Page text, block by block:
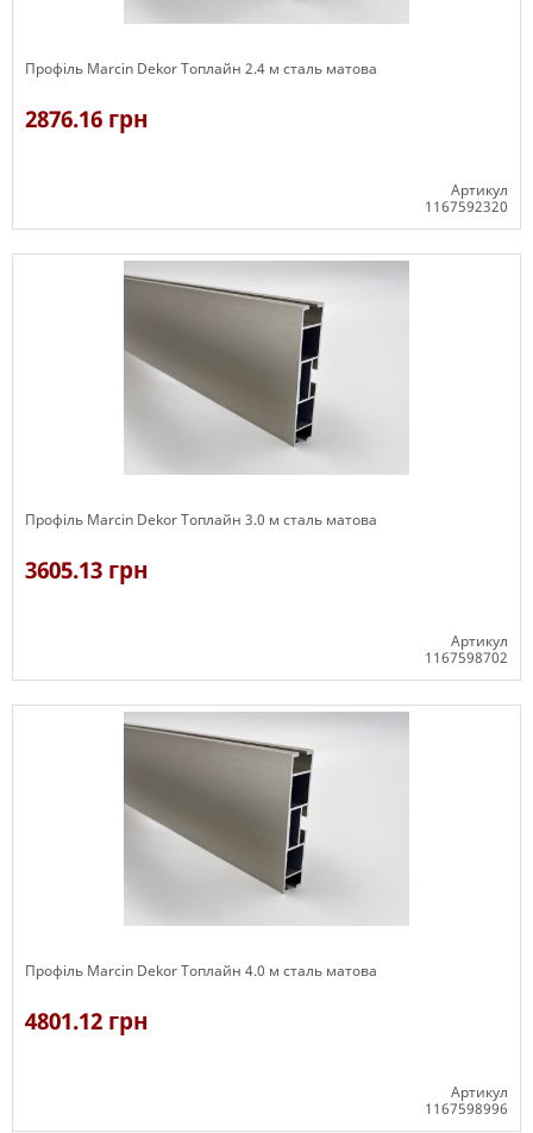
Профіль Marcin Dekor Топлайн 2.4 м сталь матова
2876.16 грн
Артикул
1167592320
Профіль Marcin Dekor Топлайн 3.0 м сталь матова
3605.13 грн
Артикул
1167598702
Профіль Marcin Dekor Топлайн 4.0 м сталь матова
4801.12 грн
Артикул
1167598996